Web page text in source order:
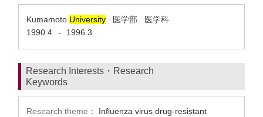
Kumamoto University 医学部 医学科
1990.4
- 1996.3
Research Interests・Research
Keywords
Research theme：
Influenza virus drug-resistant